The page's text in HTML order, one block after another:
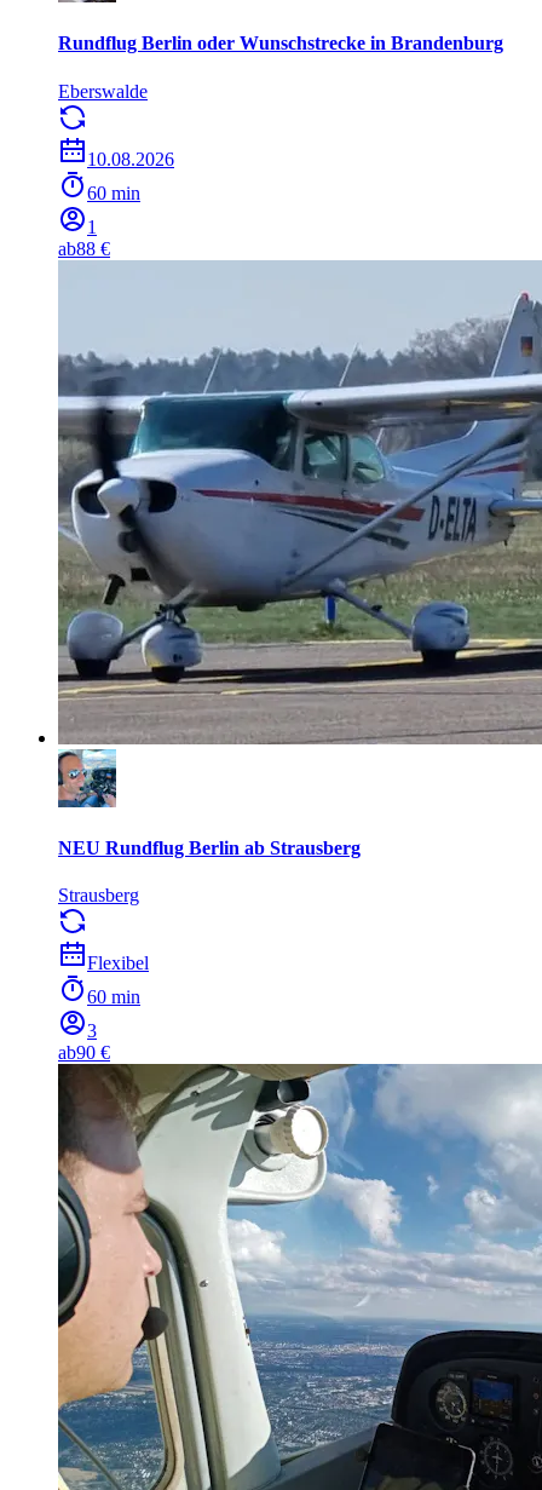
Rundflug Berlin oder Wunschstrecke in Brandenburg
Eberswalde
10.08.2026
60 min
1
ab88 €
NEU Rundflug Berlin ab Strausberg
Strausberg
Flexibel
60 min
3
ab90 €